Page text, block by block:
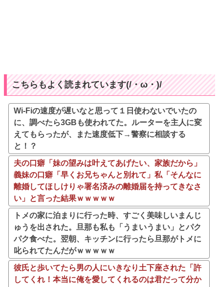
こちらもよく読まれています(/・ω・)/
Wi-Fiの速度が遅いなと思って１日使わないでいたの
に、調べたら3GBも使われてた。ルーターを主人に変
えてもらったが、また速度低下→警察に相談する
と！？
夫の口癖「妹の望みは叶えてあげたい、家族だから」
義妹の口癖「早くお兄ちゃんと別れて」私「そんなに
離婚してほしけりゃ署名済みの離婚届を持ってきなさ
い」と言った結果ｗｗｗｗｗ
トメの家に泊まりに行った時、すごく美味しいまんじ
ゅうを出された。旦那も私も「うまいうまい」とパク
パク食べた。翌朝、キッチンに行ったら旦那がトメに
叱られてたんだがｗｗｗｗｗ
彼氏と歩いてたら男の人にいきなり土下座された「許
してくれ！本当に俺を愛してくれるのは君だって分か